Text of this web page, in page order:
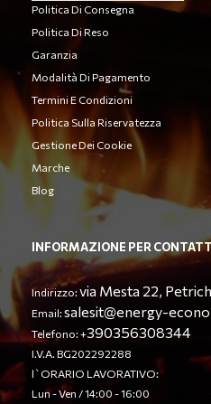
Politica Di Consegna
Politica Di Reso
Garanzia
Modalità Di Pagamento
Termini E Condizioni
Politica Sulla Riservatezza
Gestione Dei Cookie
Marche
Blog
INFORMAZIONE PER
Indirizzo:via Mesta 22,
Email:salesit@energy-
Telefono: +390356308344
I.V.A. BG202292288
l`ORARIO LAVORATIVO:
Lun - Ven / 14:00 - 16:00